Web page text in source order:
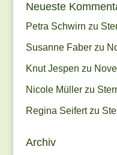
Neueste
Petra Schwirn zu
Susanne Faberzu
Knut Jespen zu
Nicole Müllerzu
Regina Seifertzu
Archiv